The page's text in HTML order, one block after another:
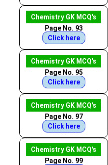
Chemistry GK MCQ's
Page No. 93
Click here
Chemistry GK MCQ's
Page No. 95
Click here
Chemistry GK MCQ's
Page No. 97
Click here
Chemistry GK MCQ's
Page No. 99